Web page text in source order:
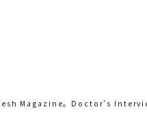
Magazine。Doctor's Interview